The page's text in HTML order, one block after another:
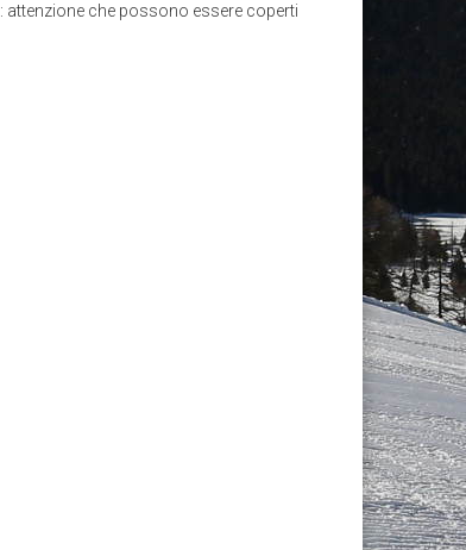
: attenzione che possono essere coperti